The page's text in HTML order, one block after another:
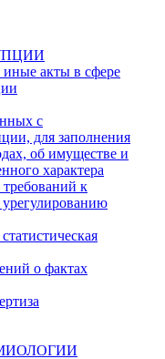
акты в сфере
с
для заполнения
об имуществе и
характера
к
о фактах